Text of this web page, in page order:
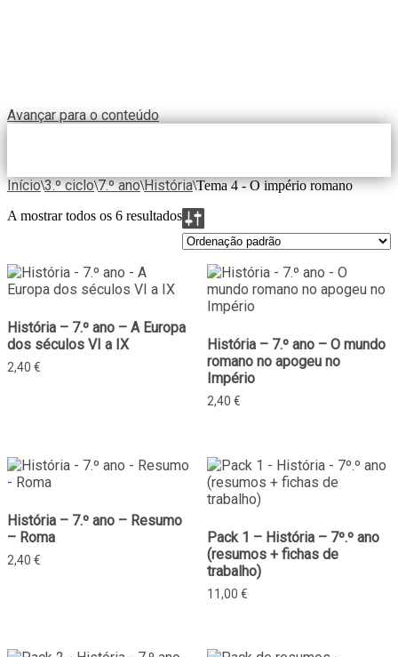
Avançar para o conteúdo
Início\3.º ciclo\7.º ano\História\Tema 4 - O império romano
A mostrar todos os 6 resultados
História – 7.º ano – A Europa
dos séculos VI a IX
2,40 €
História – 7.º ano – O mundo
romano no apogeu no
Império
2,40 €
História – 7.º ano – Resumo
– Roma
2,40 €
Pack 1 – História – 7º.º ano
(resumos + fichas de
trabalho)
11,00 €